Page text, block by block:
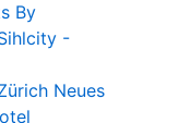
By
-
Neues